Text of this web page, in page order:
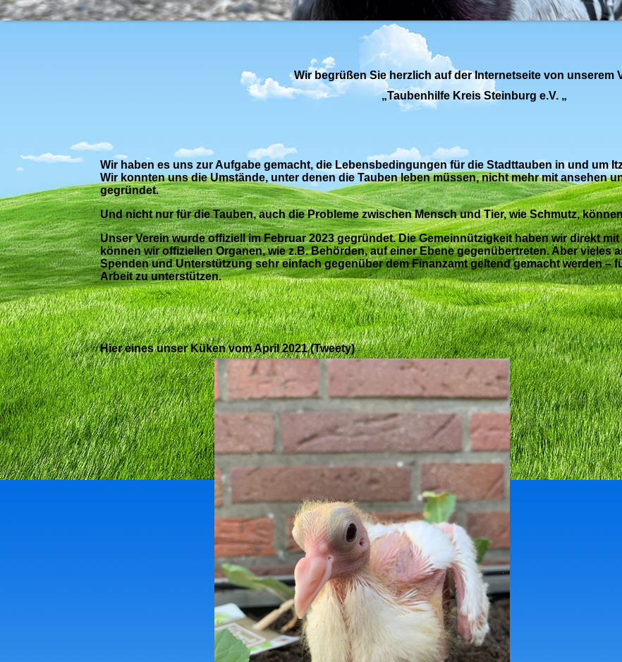
Wir begrüßen Sie herzlich auf der Internetseite von unserem
„Taubenhilfe Kreis Steinburg e.V. „
Wir haben es uns zur Aufgabe gemacht, die Lebensbedingungen für die Stadttauben in und um
Wir konnten uns die Umstände, unter denen die Tauben leben müssen, nicht mehr mit ansehen
gegründet.
Und nicht nur für die Tauben, auch die Probleme zwischen Mensch und Tier, wie Schmutz,
Unser Verein wurde offiziell im Februar 2023 gegründet. Die Gemeinnützigkeit haben wirdirektmit
können wir offiziellen Organen, wie z.B. Behörden, auf einer Ebene gegenübertreten. Aber vieles
Spenden und Unterstützung sehr einfach gegenüber dem Finanzamt geltend gemacht werden –
Arbeit zu unterstützen.
Hier eines unser Küken vom April 2021 (Tweety)